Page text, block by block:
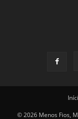
© 2026 Menos Fios,